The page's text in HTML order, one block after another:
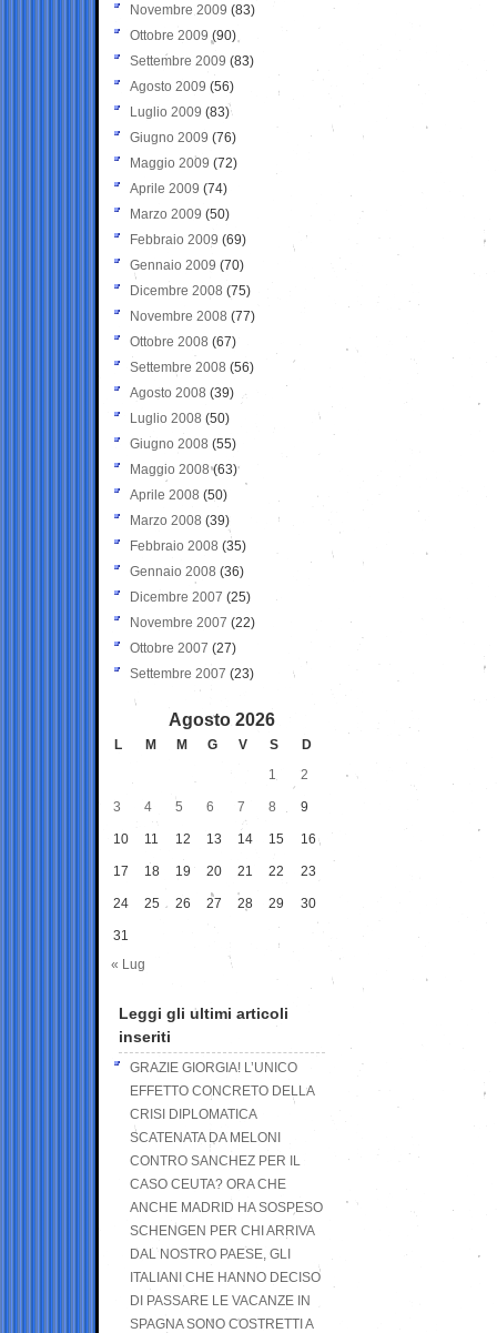
Novembre 2009 (83)
Ottobre 2009 (90)
Settembre 2009 (83)
Agosto 2009 (56)
Luglio 2009 (83)
Giugno 2009 (76)
Maggio 2009 (72)
Aprile 2009 (74)
Marzo 2009 (50)
Febbraio 2009 (69)
Gennaio 2009 (70)
Dicembre 2008 (75)
Novembre 2008 (77)
Ottobre 2008 (67)
Settembre 2008 (56)
Agosto 2008 (39)
Luglio 2008 (50)
Giugno 2008 (55)
Maggio 2008(63)
Aprile 2008 (50)
Marzo 2008 (39)
Febbraio 2008 (35)
Gennaio 2008 (36)
Dicembre 2007 (25)
Novembre 2007 (22)
Ottobre 2007 (27)
Settembre 2007 (23)
Agosto 2026
L M M G V S
D
1
2
3 4 5 6 7 8 9
10 11 12 13 14 15 16
17 18 19 20 21 22 23
24 25 26 27 28 29 30
31
« Lug
Leggi gli ultimi articoli
inseriti
GRAZIE GIORGIA! L’UNICO
EFFETTO CONCRETO DELLA
CRISI DIPLOMATICA
SCATENATA DA MELONI
CONTRO SANCHEZ PER IL
CASO CEUTA? ORA CHE
ANCHE MADRID HA SOSPESO
SCHENGEN PER CHI ARRIVA
DAL NOSTRO PAESE, GLI
ITALIANI CHE HANNO DECISO
DI PASSARE LE VACANZE IN
SPAGNA SONO COSTRETTI A